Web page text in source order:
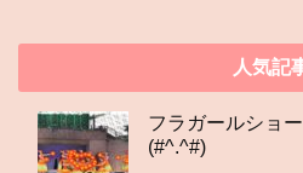
人気記
フラガールショ
(#^.^#)